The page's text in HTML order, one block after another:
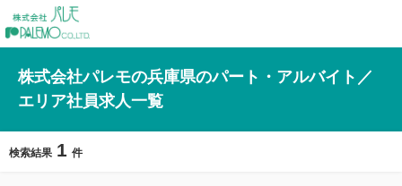
株式会社パレモの兵庫県のパート・アルバイト／
エリア社員求人一覧
検索結果 1 件